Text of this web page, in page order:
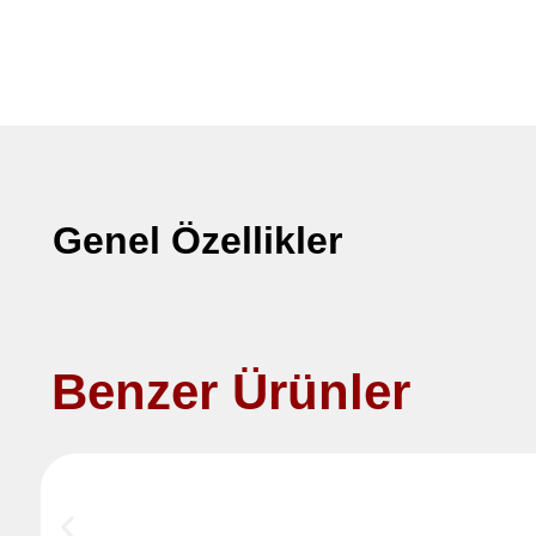
Genel Özellikler
Benzer Ürünler